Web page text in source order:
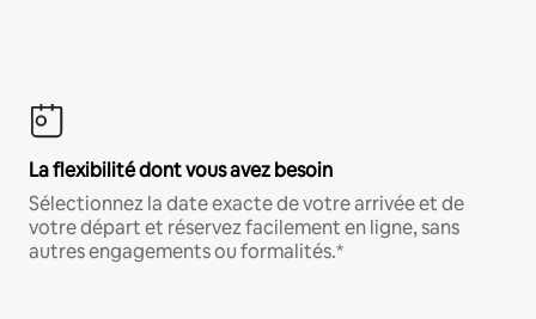
La flexibilité dont vous avez besoin
Sélectionnez la date exacte de votre arrivée et de
votre départ et réservez facilement en ligne, sans
autres engagements ou formalités.*